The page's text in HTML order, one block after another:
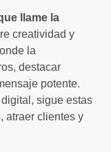
llame la
creatividad y
la
destacar
potente.
sigue estas
atraer clientes y